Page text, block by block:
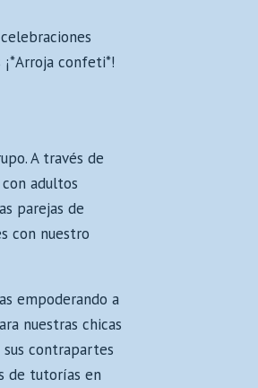
confeti*!
A través de
adultos
parejas de
con nuestro
empoderando a
nuestras chicas
sus contrapartes
de tutorías en